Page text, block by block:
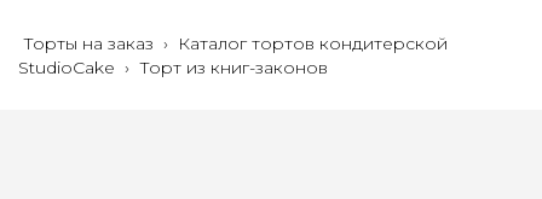
Торты на заказ › Каталог тортов кондитерской
StudioCake › Торт из книг-законов